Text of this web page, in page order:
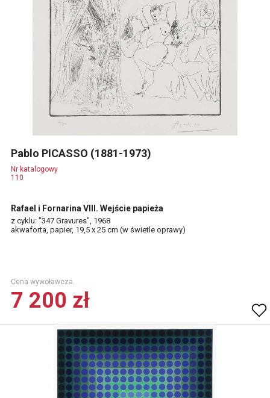
Pablo PICASSO (1881-1973)
Nr katalogowy
110
Rafael i Fornarina VIII. Wejście papieża
z cyklu: "347 Gravures", 1968
akwaforta, papier, 19,5 x 25 cm (w świetle oprawy)
Cena wywoławcza.
7 200 zł